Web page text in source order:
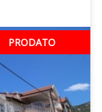
PRODATO